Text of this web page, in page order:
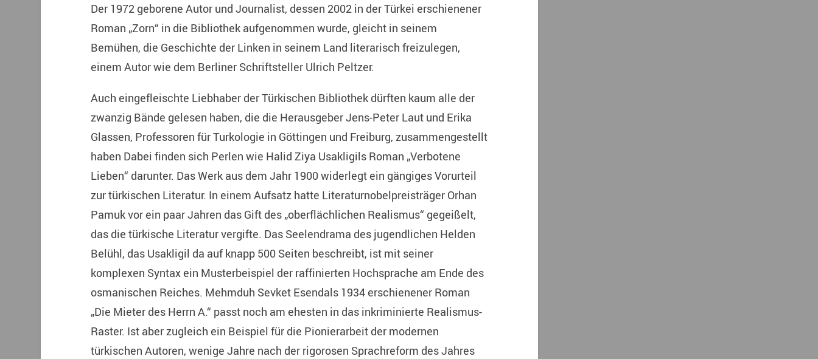
Der 1972 geborene Autor und Journalist, dessen 2002 in der Türkei erschienener
Roman „Zorn“ in die Bibliothek aufgenommen wurde, gleicht in seinem
Bemühen, die Geschichte der Linken in seinem Land literarisch freizulegen,
einem Autor wie dem Berliner Schriftsteller Ulrich Peltzer.
Auch eingefleischte Liebhaber der Türkischen Bibliothek dürften kaum alle der
zwanzig Bände gelesen haben, die die Herausgeber Jens-Peter Laut und Erika
Glassen, Professoren für Turkologie in Göttingen und Freiburg, zusammengestellt
haben Dabei finden sich Perlen wie Halid Ziya Usakligils Roman „Verbotene
Lieben“ darunter. Das Werk aus dem Jahr 1900 widerlegt ein gängiges Vorurteil
zur türkischen Literatur. In einem Aufsatz hatte Literaturnobelpreisträger Orhan
Pamuk vor ein paar Jahren das Gift des „oberflächlichen Realismus“ gegeißelt,
das die türkische Literatur vergifte. Das Seelendrama des jugendlichen Helden
Belühl, das Usakligil da auf knapp 500 Seiten beschreibt, ist mit seiner
komplexen Syntax ein Musterbeispiel der raffinierten Hochsprache am Ende des
osmanischen Reiches. Mehmduh Sevket Esendals 1934 erschienener Roman
„Die Mieter des Herrn A.“ passt noch am ehesten in das inkriminierte Realismus-
Raster. Ist aber zugleich ein Beispiel für die Pionierarbeit der modernen
türkischen Autoren, wenige Jahre nach der rigorosen Sprachreform des Jahres